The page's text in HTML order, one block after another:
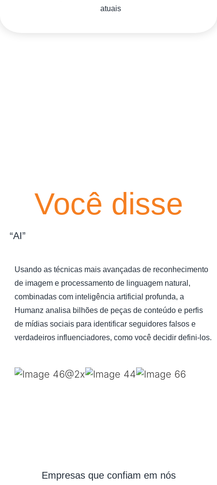
atuais
Você disse
“AI”
Usando as técnicas mais avançadas de reconhecimento
de imagem e processamento de linguagem natural,
combinadas com inteligência artificial profunda, a
Humanz analisa bilhões de peças de conteúdo e perfis
de mídias sociais para identificar seguidores falsos e
verdadeiros influenciadores, como você decidir defini-los.
Empresas que confiam em nós